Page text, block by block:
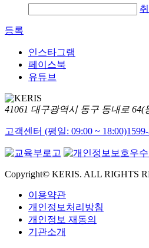
등록
인스타그램
페이스북
유튜브
41061 대구광역시 동구 동내로 64(
고객센터 (평일: 09:00 ~ 18:00)
Copyright© KERIS. ALL RIGHTS
이용약관
개인정보처리방침
개인정보 재동의
기관소개